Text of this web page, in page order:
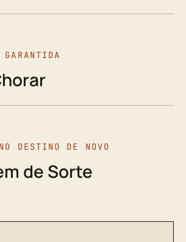
GARANTIDA
DESTINO DE NOVO
de Sorte